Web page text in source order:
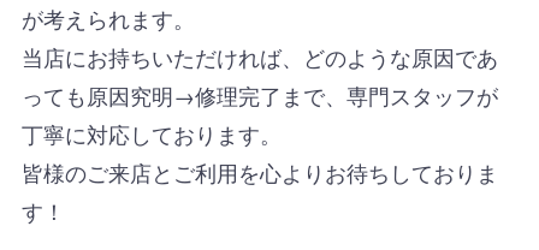
が考えられます。
当店にお持ちいただければ、どのような原因であ
っても原因究明→修理完了まで、専門スタッフが
丁寧に対応しております。
皆様のご来店とご利用を心よりお待ちしておりま
す！